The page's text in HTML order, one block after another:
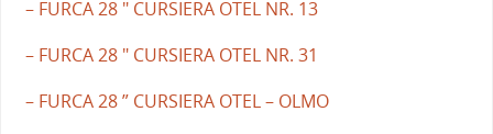
– FURCA 28 " CURSIERA OTEL NR. 13
– FURCA 28 " CURSIERA OTEL NR. 31
– FURCA 28 ” CURSIERA OTEL – OLMO